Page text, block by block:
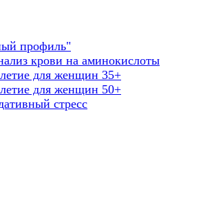
профиль"
крови на аминокислоты
для женщин 35+
для женщин 50+
стресс